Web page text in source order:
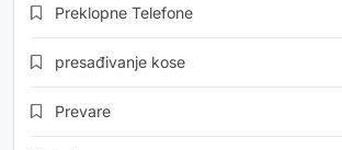
Preklopne Telefone
presađivanje kose
Prevare